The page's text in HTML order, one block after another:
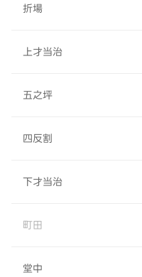
折場
上才当治
五之坪
四反割
下才当治
町田
堂中